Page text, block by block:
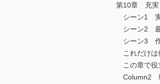
第10章 充実
シーン1 実
シーン2 最
シーン3 作
これだけは
この章で役
Column2